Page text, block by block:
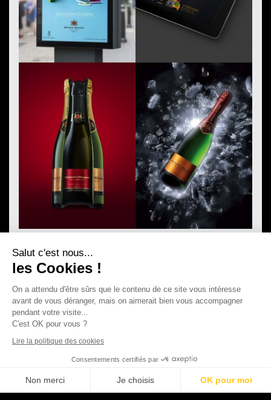
Salut c'est nous...
les Cookies !
On a attendu d'être sûrs que le contenu de ce site vous intéresse
avant de vous déranger, mais on aimerait bien vous accompagner
pendant votre visite...
C'est OK pour vous ?
Lire la politique des cookies
Consentements certifiés par
Non merci Je choisis OK pour moi
©2026 Binsfeld - Tous droits réservés